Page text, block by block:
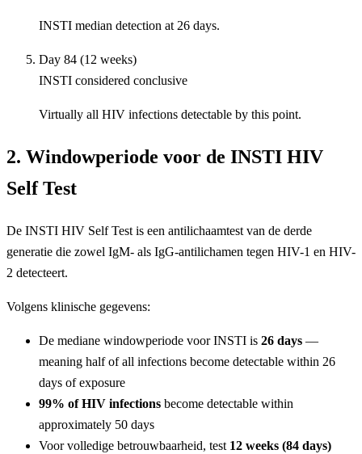
INSTI median detection at 26 days.
Day 84 (12 weeks)
INSTI considered conclusive
Virtually all HIV infections detectable by this point.
2. Windowperiode voor de INSTI HIV
Self Test
De INSTI HIV Self Test is een antilichaamtest van de derde
generatie die zowel IgM- als IgG-antilichamen tegen HIV-1 en HIV-
2 detecteert.
Volgens klinische gegevens:
De mediane windowperiode voor INSTI is 26 days —
meaning half of all infections become detectable within 26
days of exposure
99% of HIV infections become detectable within
approximately 50 days
Voor volledige betrouwbaarheid, test 12 weeks (84 days)